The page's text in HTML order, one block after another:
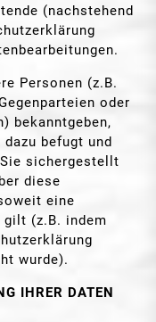
(nachstehend
Personen (z.B.
oder
bekanntgeben,
befugt und
sichergestellt
diese
eine
(z.B. indem
wurde).
IHRER DATEN